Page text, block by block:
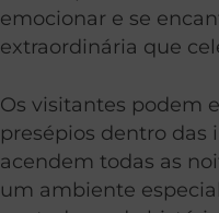
emocionar e se
extraordinária que
Os visitantes podem
presépios dentro das
acendem todas as
um ambiente